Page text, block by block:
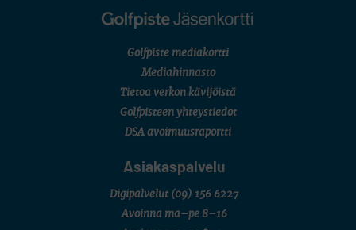
Golfpiste mediakortti
Mediahinnasto
Tietoa verkon kävijöistä
Golfpisteen yhteystiedot
DSA avoimuusraportti
Asiakaspalvelu
Digipalvelut (09) 156 6227
Avoinna ma–pe 8–16